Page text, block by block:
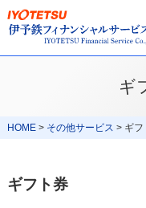
ギ
HOME> その他サービス > ギフ
ギフト券